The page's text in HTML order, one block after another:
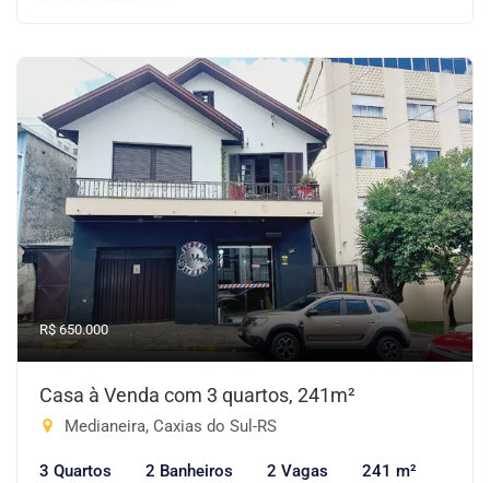
R$ 650.000
Casa à Venda com 3 quartos, 241m²
Medianeira, Caxias do Sul-RS
3 Quartos 2 Banheiros 2 Vagas 241 m²